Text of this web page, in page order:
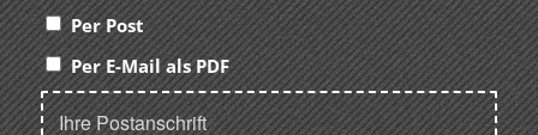
Per Post
Per E-Mail als PDF